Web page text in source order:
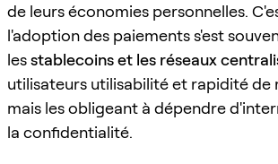
de leurs économies personnelles.
l'adoption des paiements s'est
lesstablecoins et les réseaux
utilisateurs utilisabilité et rapidité de
mais les obligeant à dépendre
la confidentialité.